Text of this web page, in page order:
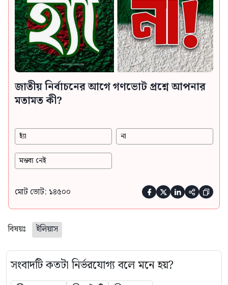
জাতীয় নির্বাচনের আগে গণভোট প্রশ্নে আপনার
মতামত কী?
হ্যাঁ না
মন্তব্য নেই
মোট ভোট: ১৪৫০০     
বিষয়ঃ ইলিয়াস
সংবাদটি কতটা নির্ভরযোগ্য বলে মনে হয়?